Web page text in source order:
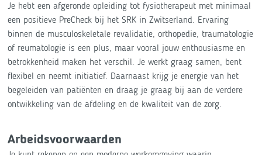
Je hebt een afgeronde opleiding tot fysiotherapeut met minimaal
een positieve PreCheck bij het SRK in Zwitserland. Ervaring
binnen de musculoskeletale revalidatie, orthopedie, traumatologie
of reumatologie is een plus, maar vooral jouw enthousiasme en
betrokkenheid maken het verschil. Je werkt graag samen, bent
flexibel en neemt initiatief. Daarnaast krijg je energie van het
begeleiden van patiënten en draag je graag bij aan de verdere
ontwikkeling van de afdeling en de kwaliteit van de zorg.
Arbeidsvoorwaarden